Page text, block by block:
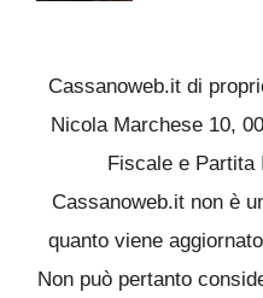
Cassanoweb.it di
Nicola Marchese 10,
Fiscale e Partita
Cassanoweb.it non è
quanto viene
Non può pertanto